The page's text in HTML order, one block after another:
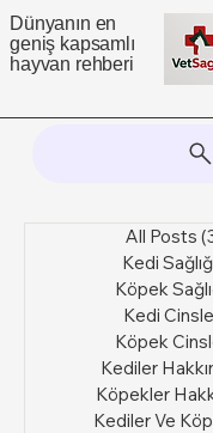
Dünyanın en
geniş kapsamlı
hayvan rehberi
All Posts
Kedi
Köpek
Kedi
Köpek
Kediler
Köpekler
Kediler Ve